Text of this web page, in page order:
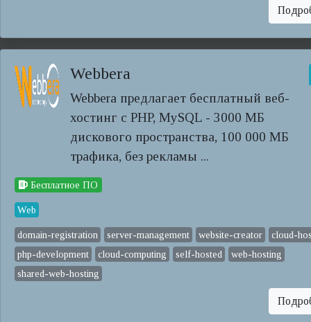
Webbera
Webbera предлагает бесплатный веб-
хостинг с PHP, MySQL - 3000 МБ
дискового пространства, 100 000 МБ
трафика, без рекламы ...
Бесплатное ПО
Web
domain-registration server-management website-creator
cloud-
php-development
cloud-computing self-hosted
web-hosting
shared-web-hosting